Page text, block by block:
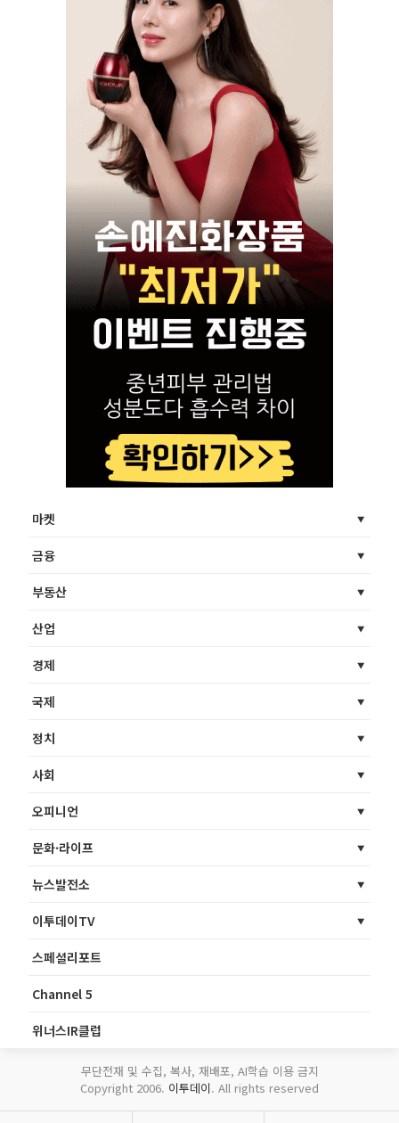
마켓
금융
부동산
산업
경제
국제
정치
사회
오피니언
문화·라이프
뉴스발전소
이투데이TV
스페셜리포트
Channel 5
위너스IR클럽
무단전재 및 수집, 복사, 재배포, AI학습 이용 금지
Copyright 2006. 이투데이. All rights reserved